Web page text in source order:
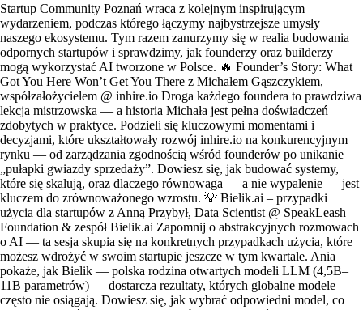
Startup Community Poznań wraca z kolejnym inspirującym
wydarzeniem, podczas którego łączymy najbystrzejsze umysły
naszego ekosystemu. Tym razem zanurzymy się w realia budowania
odpornych startupów i sprawdzimy, jak founderzy oraz builderzy
mogą wykorzystać AI tworzone w Polsce. 🔥 Founder’s Story: What
Got You Here Won’t Get You There z Michałem Gąszczykiem,
współzałożycielem @ inhire.io Droga każdego foundera to prawdziwa
lekcja mistrzowska — a historia Michała jest pełna doświadczeń
zdobytych w praktyce. Podzieli się kluczowymi momentami i
decyzjami, które ukształtowały rozwój inhire.io na konkurencyjnym
rynku — od zarządzania zgodnością wśród founderów po unikanie
„pułapki gwiazdy sprzedaży”. Dowiesz się, jak budować systemy,
które się skalują, oraz dlaczego równowaga — a nie wypalenie — jest
kluczem do zrównoważonego wzrostu. 💡 Bielik.ai – przypadki
użycia dla startupów z Anną Przybył, Data Scientist @ SpeakLeash
Foundation & zespół Bielik.ai Zapomnij o abstrakcyjnych rozmowach
o AI — ta sesja skupia się na konkretnych przypadkach użycia, które
możesz wdrożyć w swoim startupie jeszcze w tym kwartale. Ania
pokaże, jak Bielik — polska rodzina otwartych modeli LLM (4,5B–
11B parametrów) — dostarcza rezultaty, których globalne modele
często nie osiągają. Dowiesz się, jak wybrać odpowiedni model, co